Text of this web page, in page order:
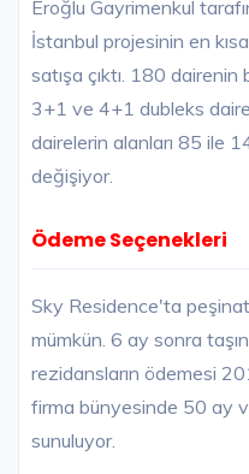
Eroğlu Gayrimenkul
İstanbul projesinin en
satışa çıktı. 180
3+1 ve 4+1 dubleks
dairelerin alanları 85 ile
değişiyor.
Ödeme Seçenekleri
Sky Residence'ta
mümkün. 6 ay sonra
rezidansların ödemesi
firma bünyesinde 50 ay
sunuluyor.